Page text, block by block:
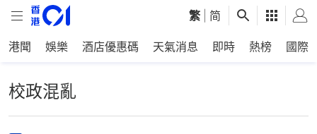
繁 简
港聞 娛樂 酒店優惠碼 天氣消息 即時 熱榜 國際
校政混亂